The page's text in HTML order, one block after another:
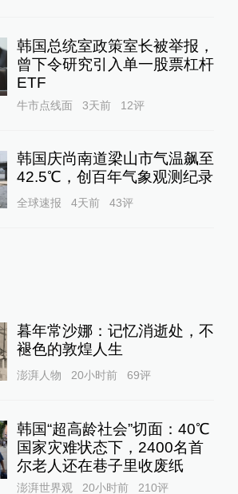
韩国总统室政策室长被举报，
曾下令研究引入单一股票杠杆
ETF
牛市点线面 3天前 12评
韩国庆尚南道梁山市气温飙至
42.5℃，创百年气象观测纪录
全球速报 4天前 43评
暮年常沙娜：记忆消逝处，不
褪色的敦煌人生
澎湃人物 20小时前 69评
韩国“超高龄社会”切面：40℃
国家灾难状态下，2400名首
尔老人还在巷子里收废纸
澎湃世界观 20小时前 210评